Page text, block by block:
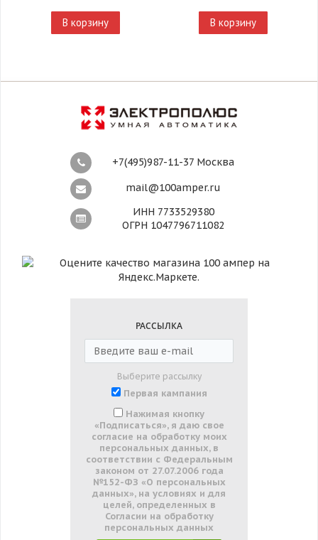
В корзину В корзину
+7(495)987-11-37 Москва
mail@100amper.ru
ИНН 7733529380
ОГРН 1047796711082
РАССЫЛКА
Выберите рассылку
Первая кампания
Нажимая кнопку
«Подписаться», я даю свое
согласие на обработку моих
персональных данных, в
соответствии с Федеральным
законом от 27.07.2006 года
№152-ФЗ «О персональных
данных», на условиях и для
целей, определенных в
Согласии на обработку
персональных данных